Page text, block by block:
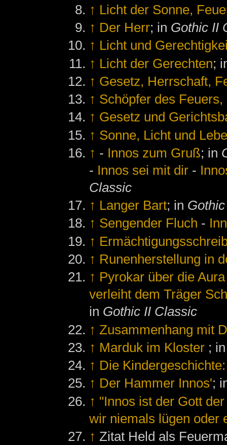
↑ Licht der Sonne,
↑ Der Herr; in Gothic II
↑ Licht und
↑ Licht der Gerechten;
↑ Gesetz, Herrschaft,
↑ Schöpfer des
↑ Gesetz und
↑ Sonne, Licht und
↑ - Innos zum Gruß; in
- Innos sei mit dir -
Classic
↑ Langer Bart; in
↑ Sengender Fluch -
↑
↑ Runenherstellung in
↑ Pyrokar über die
verleiht dem Träger
in Gothic II Classic
↑ Zusammenhang mit
↑ Marduk im Kloster ;
↑ Die
↑ Der Hammer Innos';
↑ "Innos ist der Gott
wir niemals lügen oder
↑ Zitat Held als